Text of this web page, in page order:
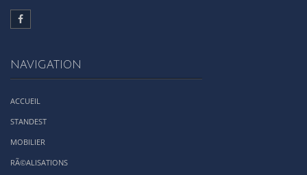
NAVIGATION
ACCUEIL
STANDEST
MOBILIER
RÃ©ALISATIONS